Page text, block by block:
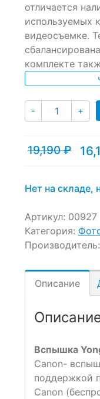
отличается
используемых
видеосъемке.
комплекте
- Количество
+
19,190₽
Первоначальная
19,190 ₽.
Текущая
Нет на складе,
Артикул: 00927
Категория:
Производитель:
Описание
Вспышка
Canon-
поддержкой
Canon